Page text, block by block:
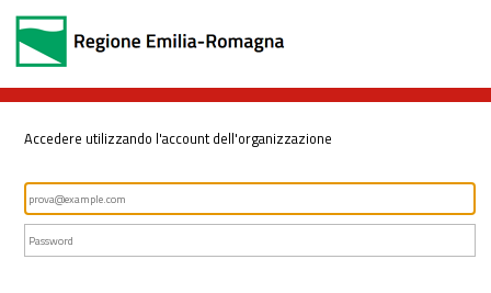
Accedere utilizzando l'account dell'organizzazione